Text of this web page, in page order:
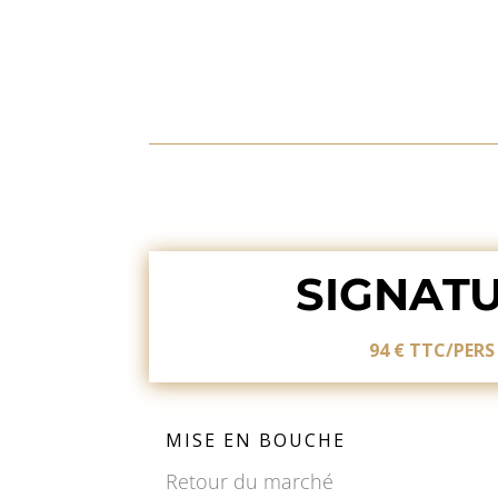
94 € TTC/PERS
MISE EN BOUCHE
Retour du marché